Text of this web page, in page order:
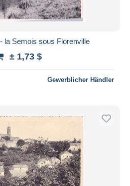
la Semois sous Florenville
± 1,73 $
Gewerblicher Händler